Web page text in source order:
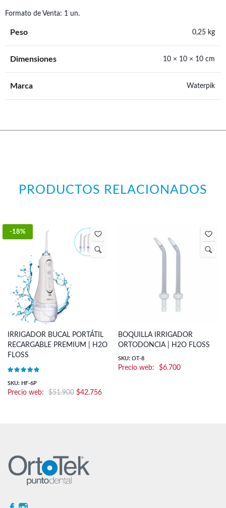
Formato de Venta: 1 un.
Peso 0,25 kg
Dimensiones 10 × 10 × 10 cm
Marca Waterpik
PRODUCTOS RELACIONADOS
-18%
IRRIGADOR BUCAL PORTÁTIL
RECARGABLE PREMIUM | H2O
FLOSS
SKU: HF-6P
$51.900 El
$42.756El
BOQUILLA IRRIGADOR
ORTODONCIA | H2O FLOSS
SKU: OT-8
$6.700